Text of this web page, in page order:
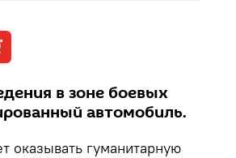
в зоне боевых
автомобиль.
оказывать гуманитарную